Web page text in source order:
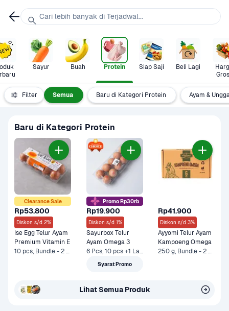
Sayur Buah Protein Siap Saji Beli Lagi
Filter Semua Baru di Kategori Protein Ayam &
Baru di Kategori Protein
Clearance Sale
Rp53.800
Diskon s/d 2%
Ise Egg Telur Ayam
Premium Vitamin E
10 pcs, Bundle - 2 x 10 pcs*
Promo Rp30rb
Rp19.900
Diskon s/d 1%
Sayurbox Telur
Ayam Omega 3
6 Pcs, 10 pcs +1 Lainnya
Syarat Promo
Rp41.900
Diskon s/d 3%
Ayyomi Telur Ayam
Kampoeng Omega
250 g, Bundle - 2 x 250 g*
Lihat Semua Produk
Cari lebih banyak di Terjadwal...